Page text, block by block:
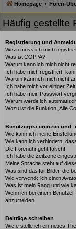
Homepage Foren-
Häufig gestellte
Registrierung und
Wozu muss ich mich
Was ist COPPA?
Warum kann ich mich nicht
Ich habe mich registriert,
Warum kann ich mich nicht
Ich habe mich vor einiger
Ich habe mein Passwort
Warum werde ich
Wozu ist die Funktion „Alle
Benutzerpräferenzen und
Wie kann ich meine
Wie kann ich verhindern,
Die Forenuhr geht falsch!
Ich habe die Zeitzone
Meine Sprache steht auf
Was sind das für Bilder, die
Wie verwende ich einen
Was ist mein Rang und wie
Wenn ich bei einem
anzumelden.
Beiträge schreiben
Wie erstelle ich ein neues